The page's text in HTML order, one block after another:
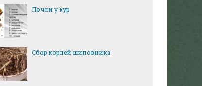
Почки у кур
Сбор корней шиповника